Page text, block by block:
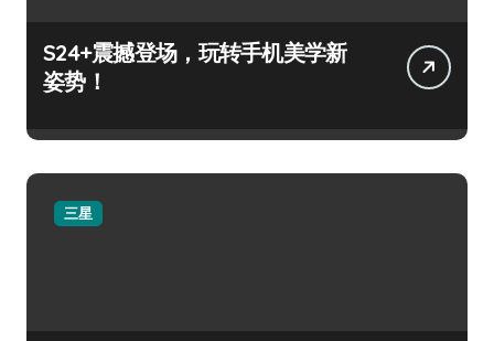
S24+震撼登场，玩转手机美学新
姿势！
三星